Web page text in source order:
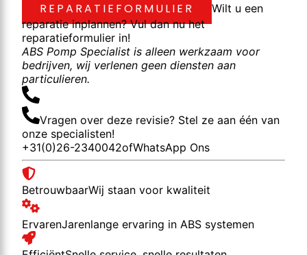
REPARATIEFORMULIER
Wilt u een
reparatie inplannen? Vul dan nu het
reparatieformulier in!
ABS Pomp Specialist is alleen werkzaam voor
bedrijven, wij verlenen geen diensten aan
particulieren.
Vragen over deze revisie? Stel ze aan één van
onze specialisten!
+31(0)26-2340042ofWhatsApp Ons
BetrouwbaarWij staan voor kwaliteit
ErvarenJarenlange ervaring in ABS systemen